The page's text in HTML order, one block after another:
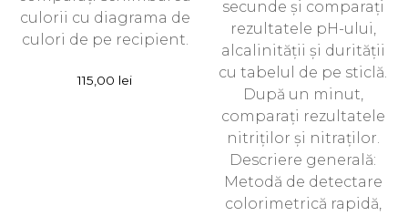
culorii cu diagrama de
culori de pe recipient.
115,00 lei
secunde și comparați
rezultatele pH-ului,
alcalinității și durității
cu tabelul de pe sticlă.
După un minut,
comparați rezultatele
nitriților și nitraților.
Descriere generală:
Metodă de detectare
colorimetrică rapidă,